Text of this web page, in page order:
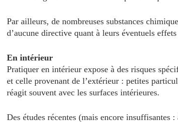
Par ailleurs, de nombreuses substances
d’aucune directive quant à leurs éventuels
En intérieur
Pratiquer en intérieur expose à des risques
et celle provenant de l’extérieur : petites
réagit souvent avec les surfaces intérieures.
Des études récentes (mais encore